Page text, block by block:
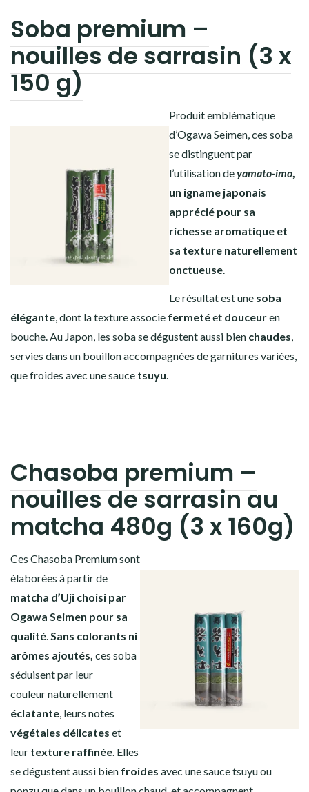
Soba premium –
nouilles de sarrasin (3 x
150 g)
Produit emblématique
d’Ogawa Seimen, ces soba
se distinguent par
l’utilisation deyamato-imo,
un igname japonais
apprécié pour sa
richesse aromatique et
sa texture naturellement
onctueuse.
Le résultat est une soba
élégante, dont la texture associe fermetéet douceuren
bouche. Au Japon, les soba se dégustent aussi bien chaudes,
servies dans un bouillon accompagnées de garnitures variées,
que froides avec une sauce tsuyu.
Chasoba premium –
nouilles de sarrasin au
matcha 480g (3 x 160g)
Ces Chasoba Premium sont
élaborées à partir de
matcha d’Uji choisi par
Ogawa Seimen pour sa
qualité.Sans colorants ni
arômes ajoutés, ces soba
séduisent par leur
couleurnaturellement
éclatante, leurs notes
végétales délicates et
leur texture raffinée. Elles
se dégustent aussi bien froides avec une sauce tsuyu ou